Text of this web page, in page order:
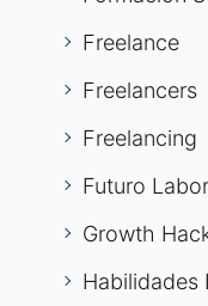
Freelance
Freelancers
Freelancing
Futuro
Growth
Habilidades